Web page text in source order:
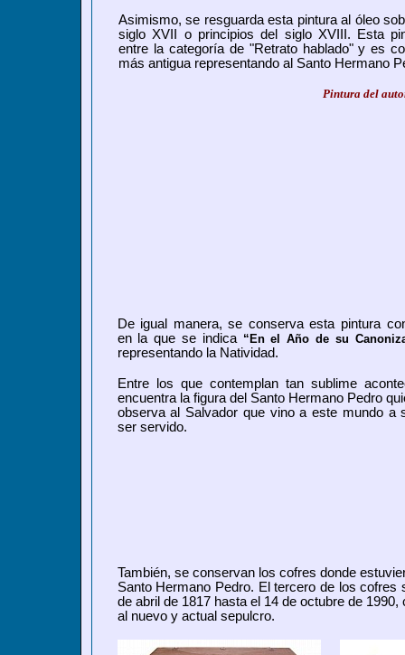
Asimismo, se resguarda esta pintura al óleo
siglo XVII o principios del siglo XVIII. Esta
entre la categoría de "Retrato hablado" y es
más antigua representando al Santo Hermano
Pintura del
De igual manera, se conserva esta pintura
en la que se indica “En el Año de su
representando la Natividad.
Entre los que contemplan tan sublime
encuentra la figura del Santo Hermano Pedro
observa al Salvador que vino a este mundo a
ser servido.
También, se conservan los cofres donde
Santo Hermano Pedro. Eltercero de los cofres
de abril de 1817 hasta el 14 de octubre de
al nuevo y actual sepulcro.